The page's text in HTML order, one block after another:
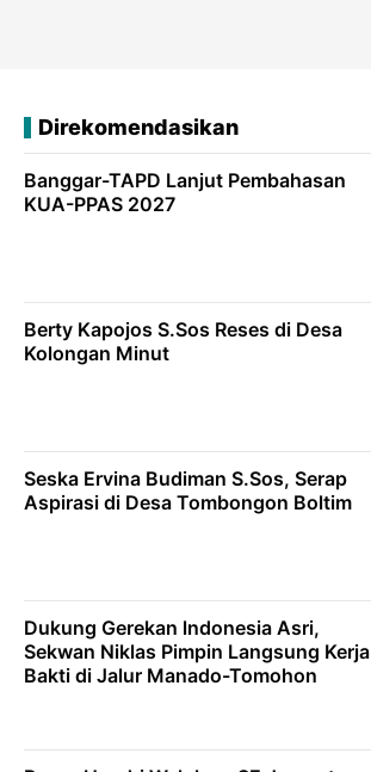
Direkomendasikan
Banggar-TAPD Lanjut Pembahasan
KUA-PPAS 2027
Berty Kapojos S.Sos Reses di Desa
Kolongan Minut
Seska Ervina Budiman S.Sos, Serap
Aspirasi di Desa Tombongon Boltim
Dukung Gerekan lndonesia Asri,
Sekwan Niklas Pimpin Langsung Kerja
Bakti di Jalur Manado-Tomohon